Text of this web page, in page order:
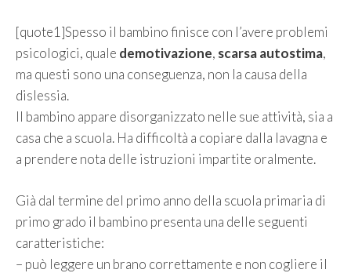
[quote1]Spesso il bambino finisce con l’avere problemi
psicologici, quale demotivazione, scarsa autostima,
ma questi sono una conseguenza, non la causa della
dislessia.
Il bambino appare disorganizzato nelle sue attività, sia a
casa che a scuola. Ha difficoltà a copiare dalla lavagna e
a prendere nota delle istruzioni impartite oralmente.
Già dal termine del primo anno della scuola primaria di
primo grado il bambino presenta una delle seguenti
caratteristiche:
– può leggere un brano correttamente e non cogliere il